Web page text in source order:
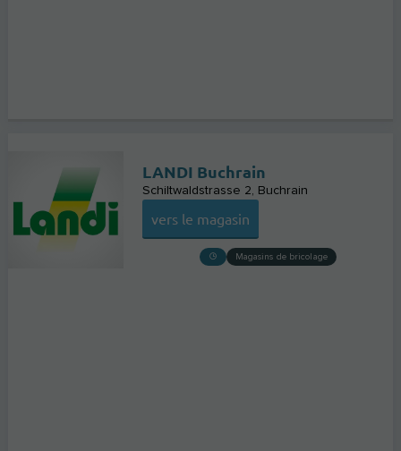
LANDI Buchrain
Schiltwaldstrasse 2 Buchrain
vers le magasin
Magasins de bricolage